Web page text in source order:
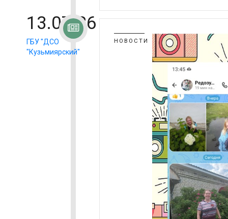
13.07.26
ГБУ "ДСО
"Кузьмиярский"
НОВОСТИ